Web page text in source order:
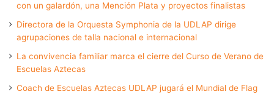
con un galardón, una Mención Plata y proyectos finalistas
Directora de la Orquesta Symphonia de la UDLAP dirige
agrupaciones de talla nacional e internacional
La convivencia familiar marca el cierre del Curso de Verano de
Escuelas Aztecas
Coach de Escuelas Aztecas UDLAP jugará el Mundial de Flag